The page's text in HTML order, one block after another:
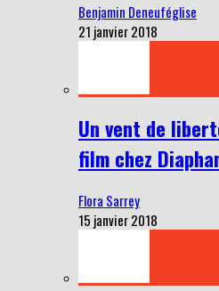
Benjamin Deneuféglise
21 janvier 2018
Un vent de
film chez
Flora Sarrey
15 janvier 2018